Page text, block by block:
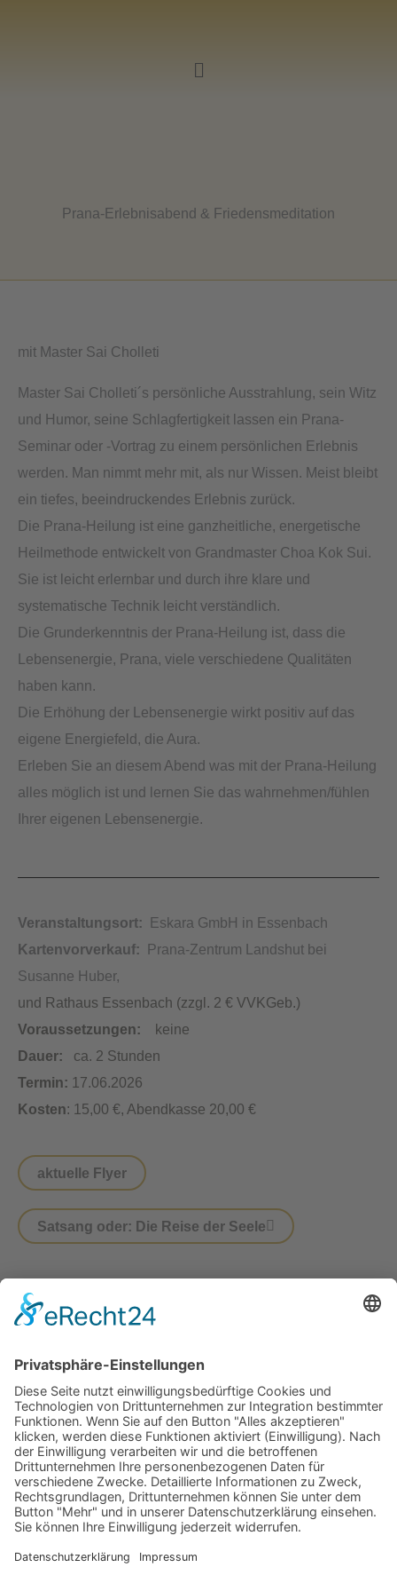
Main
Prana-Erlebnisabend & Friedensmeditation
mit Master Sai Cholleti
Master Sai Cholleti´s persönliche Ausstrahlung, sein Witz
und Humor, seine Schlagfertigkeit lassen ein Prana-
Seminar oder -Vortrag zu einem persönlichen Erlebnis
werden. Man nimmt mehr mit, als nur Wissen. Meist bleibt
ein tiefes, beeindruckendes Erlebnis zurück.
Die Prana-Heilung ist eine ganzheitliche, energetische
Heilmethode entwickelt von Grandmaster Choa Kok Sui.
Sie ist leicht erlernbar und durch ihre klare und
systematische Technik leicht verständlich.
Die Grunderkenntnis der Prana-Heilung ist, dass die
Lebensenergie, Prana, viele verschiedene Qualitäten
haben kann.
Die Erhöhung der Lebensenergie wirkt positiv auf das
eigene Energiefeld, die Aura.
Erleben Sie an diesem Abend was mit der Prana-Heilung
alles möglich ist und lernen Sie das wahrnehmen/fühlen
Ihrer eigenen Lebensenergie.
Veranstaltungsort:
Eskara GmbH in Essenbach
Kartenvorverkauf:
Prana-Zentrum Landshut bei
Susanne Huber,
und Rathaus Essenbach (zzgl. 2 € VVKGeb.)
Voraussetzungen:
keine
Dauer: ca. 2 Stunden
Termin: 17.06.2026
Kosten: 15,00 €, Abendkasse 20,00 €
aktuelle Flyer
Satsang oder: Die Reise der Seele
Datenschutz
Susanne Huber
Rosenheimer Str. 27
84036 Kumhausen
Telefon: 0871 97695074